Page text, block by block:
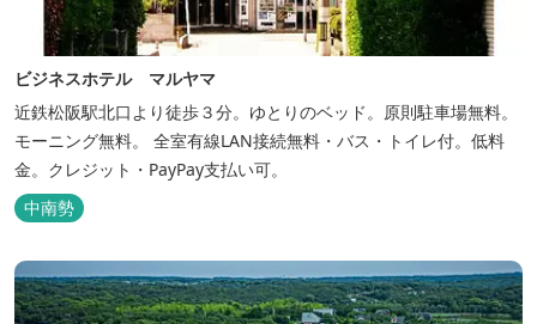
ビジネスホテル マルヤマ
近鉄松阪駅北口より徒歩３分。ゆとりのベッド。原則駐車場無料。
モーニング無料。 全室有線LAN接続無料・バス・トイレ付。低料
金。クレジット・PayPay支払い可。
中南勢